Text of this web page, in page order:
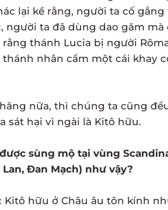
lại kể rằng, người ta cố
người ta đã dùng dao găm mà
thánh Lucia bị người
nhân cầm một cái khay
nữa, thì chúng ta cũng
sát hại vì ngài là Kitô hữu.
sùng mộ tại vùng
Đan Mạch) như vậy?
Kitô hữu ở Châu âu tôn kính